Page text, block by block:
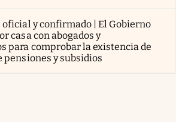
oficial y confirmado | El Gobierno
casa con abogados y
para comprobar la existencia de
pensiones y subsidios